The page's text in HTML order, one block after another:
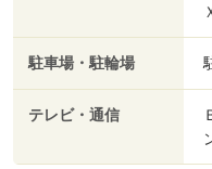
駐車場・駐輪場
テレビ・通信